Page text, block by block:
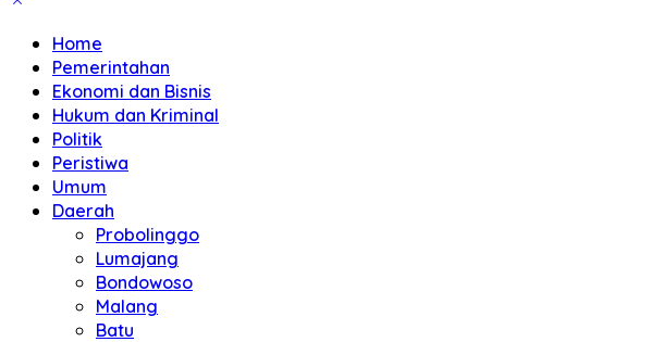
Home
Pemerintahan
Ekonomi dan Bisnis
Hukum dan Kriminal
Politik
Peristiwa
Umum
Daerah
Probolinggo
Lumajang
Bondowoso
Malang
Batu